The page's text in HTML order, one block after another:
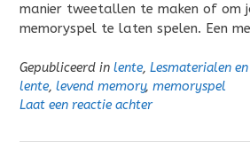
manier tweetallen te maken of om
memoryspel te laten spelen. Een
Gepubliceerd in lente, Lesmaterialen
lente, levend memory, memoryspel
Laat een reactie achter